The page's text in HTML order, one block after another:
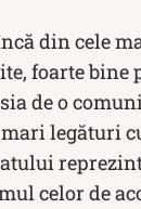
din cele
foarte bine
de o
legături
celor de